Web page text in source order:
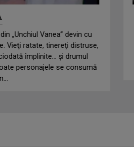
„Unchiul Vanea” devin cu
Vieţi ratate, tinereţi distruse,
împlinite… şi drumul
personajele se consumă